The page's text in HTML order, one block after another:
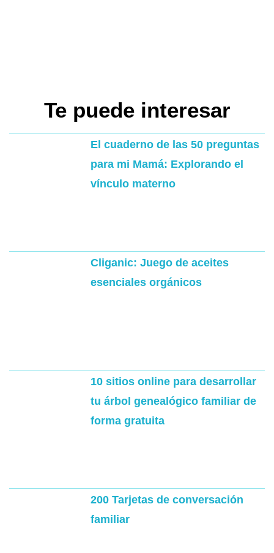
Te puede interesar
El cuaderno de las 50 preguntas
para mi Mamá: Explorando el
vínculo materno
Cliganic: Juego de aceites
esenciales orgánicos
10 sitios online para desarrollar
tu árbol genealógico familiar de
forma gratuita
200 Tarjetas de conversación
familiar